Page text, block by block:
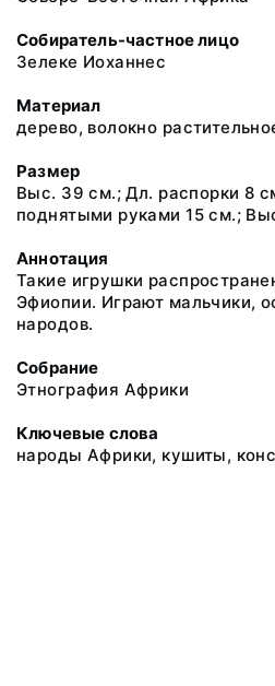
Собиратель-частное лицо
Зелеке Иоханнес
Материал
дерево, волокно
Размер
Выс. 39 см.; Дл. распорки 8
поднятыми руками 15 см.;
Аннотация
Такие игрушки
Эфиопии. Играют мальчики,
народов.
Собрание
Этнография Африки
Ключевые слова
народы Африки, кушиты,